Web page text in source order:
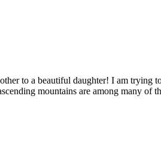
to a beautiful daughter! I am trying
mountains are among many of